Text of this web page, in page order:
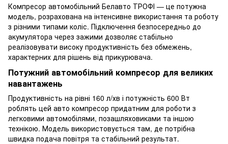
Компресор автомобільний Белавто ТРОФІ — це потужна
модель, розрахована на інтенсивне використання та роботу
з різними типами коліс. Підключення безпосередньо до
акумулятора через зажими дозволяє стабільно
реалізовувати високу продуктивність без обмежень,
характерних для рішень від прикурювача.
Потужний автомобільний компресор для великих
навантажень
Продуктивність на рівні 160 л/хв і потужність 600 Вт
роблять цей авто компресор придатним для роботи з
легковими автомобілями, позашляховиками та іншою
технікою. Модель використовується там, де потрібна
швидка подача повітря та стабільний результат.